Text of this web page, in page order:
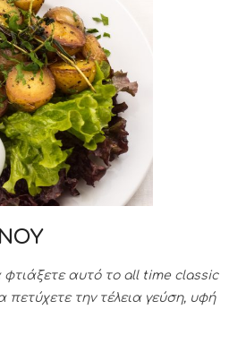
αυτό το all time classic
πετύχετε την τέλεια γεύση, υφή